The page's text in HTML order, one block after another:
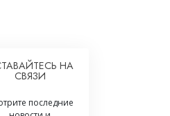
тонов
НА
СВЯЗИ
последние